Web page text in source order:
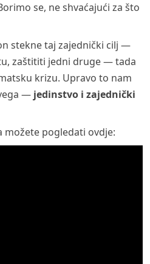
se, ne shvaćajući za što
stekne taj zajednički cilj —
zaštititi jedni druge — tada
krizu. Upravo to nam
— jedinstvo i zajednički
možete pogledati ovdje: